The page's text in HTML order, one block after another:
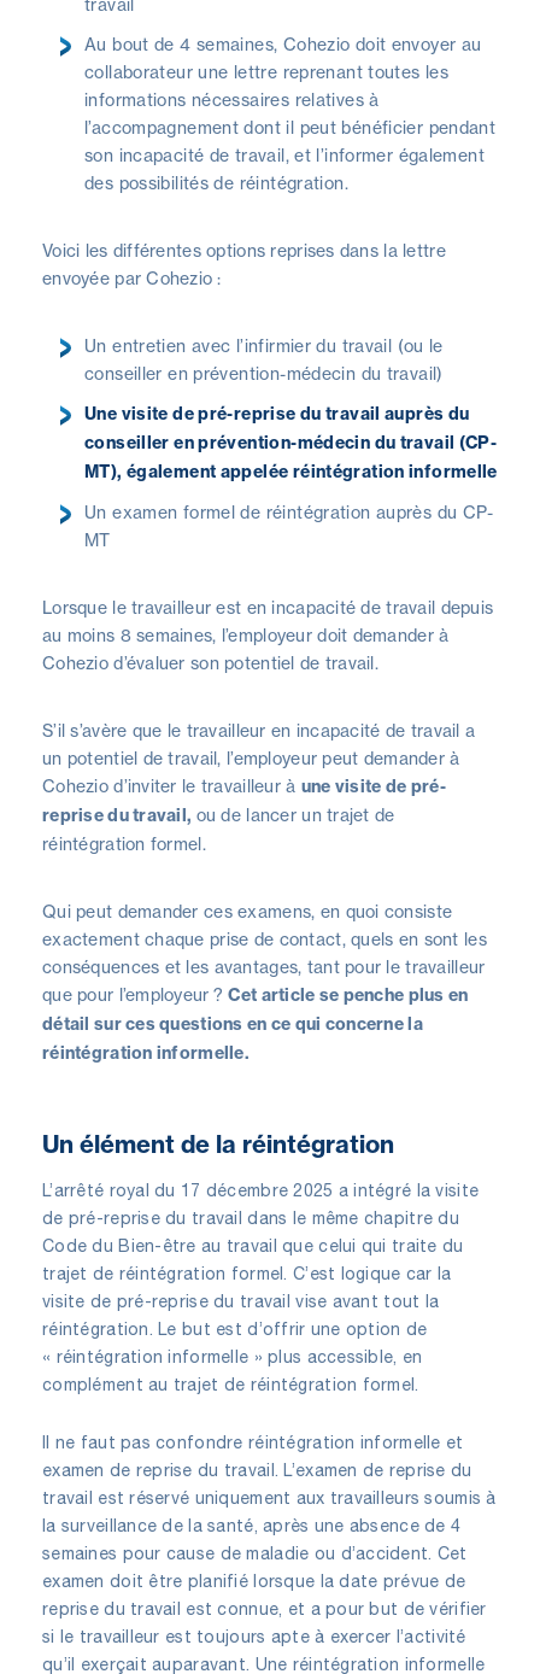
Au bout de 4 semaines, Cohezio doit envoyer au
collaborateur une lettre reprenant toutes les
informations nécessaires relatives à
l’accompagnement dont il peut bénéficier pendant
son incapacité de travail, et l’informer également
des possibilités de réintégration.
Voici les différentes options reprises dans la lettre
envoyée par Cohezio :
Un entretien avec l’infirmier du travail (ou le
conseiller en prévention-médecin du travail)
Une visite de pré-reprise du travail auprès du
conseiller en prévention-médecin du travail (CP-
MT), également appelée réintégration informelle
Un examen formel de réintégration auprès du CP-
MT
Lorsque le travailleur est en incapacité de travail depuis
au moins 8 semaines, l’employeur doit demander à
Cohezio d’évaluer son potentiel de travail.
S’il s’avère que le travailleur en incapacité de travail a
un potentiel de travail, l’employeur peut demander à
Cohezio d’inviter le travailleur à une visite de pré-
reprise du travail, ou de lancer un trajet de
réintégration formel.
Qui peut demander ces examens, en quoi consiste
exactement chaque prise de contact, quels en sont les
conséquences et les avantages, tant pour le travailleur
que pour l’employeur ?Cet article se penche plus en
détail sur ces questions en ce qui concerne la
réintégration informelle.
Un élément de la réintégration
L’arrêté royal du 17 décembre 2025 a intégré la visite
de pré-reprise du travail dans le même chapitre du
Code du Bien-être au travail que celui qui traite du
trajet de réintégration formel. C’est logique car la
visite de pré-reprise du travail vise avant tout la
réintégration. Le but est d’offrir une option de
« réintégration informelle » plus accessible, en
complément au trajet de réintégration formel.
Il ne faut pas confondre réintégration informelle et
examen de reprise du travail. L’examen de reprise du
travail est réservé uniquement aux travailleurs soumis à
la surveillance de la santé, après une absence de 4
semaines pour cause de maladie ou d’accident. Cet
examen doit être planifié lorsque la date prévue de
reprise du travail est connue, et a pour but de vérifier
si le travailleur est toujours apte à exercer l’activité
qu’il exerçait auparavant. Une réintégration informelle